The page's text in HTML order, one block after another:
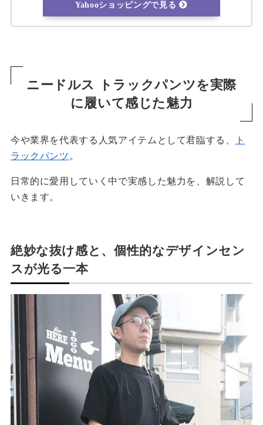
Yahooショッピングで見る
ニードルス トラックパンツを実際
に履いて感じた魅力
今や業界を代表する人気アイテムとして君臨する、
ト
ラックパンツ 。
日常的に愛用していく中で実感した魅力を、解説して
いきます。
絶妙な抜け感と、個性的なデザインセン
スが光る一本